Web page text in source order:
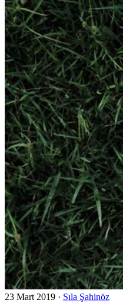
23 Mart 2019 · Sıla Şahinöz